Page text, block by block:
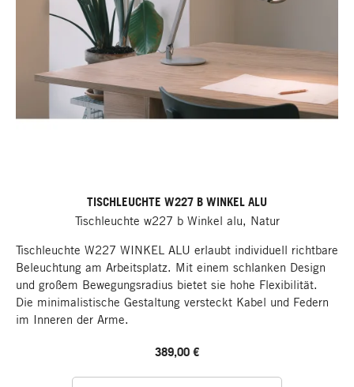
TISCHLEUCHTE W227 B WINKEL ALU
Tischleuchte w227 b Winkel alu, Natur
Tischleuchte W227 WINKEL ALU erlaubt individuell richtbare
Beleuchtung am Arbeitsplatz. Mit einem schlanken Design
und großem Bewegungsradius bietet sie hohe Flexibilität.
Die minimalistische Gestaltung versteckt Kabel und Federn
im Inneren der Arme.
389,00 €